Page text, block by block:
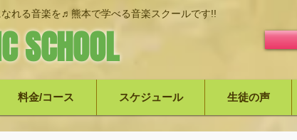
れる音楽を♬熊本で学べる音楽スクールです!!
SCHOOL
料金/コース スケジュール 生徒の声